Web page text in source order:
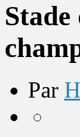
Stade
Par